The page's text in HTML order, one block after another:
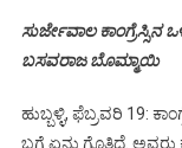
ಸುರ್ಜೇವಾಲ
ಬಸವರಾಜ ಬೊಮ್ಮಾಯಿ
ಹುಬ್ಬಳ್ಳಿ, ಫೆಬ್ರವರಿ 19:
ಬಗ್ಗೆ ಏನು ಗೊತ್ತಿದೆ.